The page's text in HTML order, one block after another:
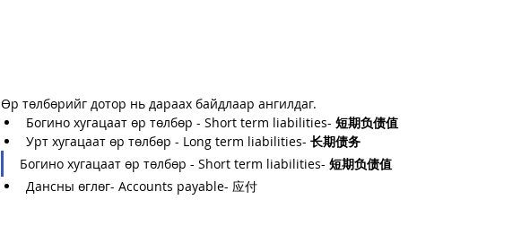
Өр төлбөрийг дотор нь дараах байдлаар ангилдаг.
Богино хугацаат өр төлбөр - Short term liabilities- 短期负债值
Урт хугацаат өр төлбөр - Long term liabilities- 长期债务
Богино хугацаат өр төлбөр - Short term liabilities- 短期负债值
Дансны өглөг- Accounts payable- 应付